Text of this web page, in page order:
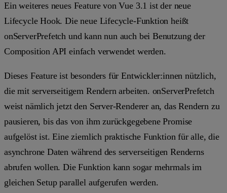
Ein weiteres neues Feature von Vue 3.1 ist der neue
Lifecycle Hook. Die neue Lifecycle-Funktion heißt
onServerPrefetch und kann nun auch bei Benutzung der
Composition API einfach verwendet werden.
Dieses Feature ist besonders für Entwickler:innen nützlich,
die mit serverseitigem Rendern arbeiten. onServerPrefetch
weist nämlich jetzt den Server-Renderer an, das Rendern zu
pausieren, bis das von ihm zurückgegebene Promise
aufgelöst ist. Eine ziemlich praktische Funktion für alle, die
asynchrone Daten während des serverseitigen Renderns
abrufen wollen. Die Funktion kann sogar mehrmals im
gleichen Setup parallel aufgerufen werden.